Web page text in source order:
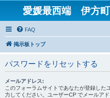
愛媛最西端 伊方町
FAQ
掲示板トップ
パスワードをリセットする
メールアドレス:
このフォーラムサイトであなたが登録した
力してください。ユーザーCP でメールア